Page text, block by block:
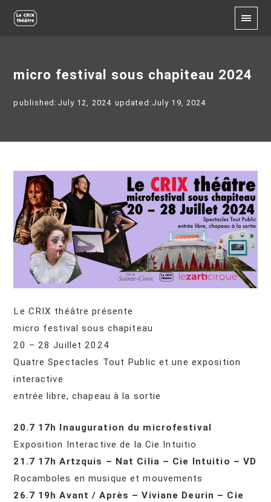
micro festival sous chapiteau 2024
published:July 12, 2024 updated:July 19, 2024
Le CRIX théâtre présente
micro festival sous chapiteau
20 – 28 Juillet 2024
Quatre Spectacles Tout Public et une exposition
interactive
entrée libre, chapeau à la sortie
20.7 17h Inauguration du microfestival
Exposition Interactive de la Cie Intuitio
21.7 17h Artzquis – Nat Cilia – Cie Intuitio – VD
Rocamboles en musique et mouvements
26.7 19h Avant / Après – Viviane Deurin – Cie